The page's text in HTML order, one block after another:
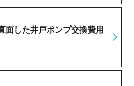
面した井戸ポンプ交換費用